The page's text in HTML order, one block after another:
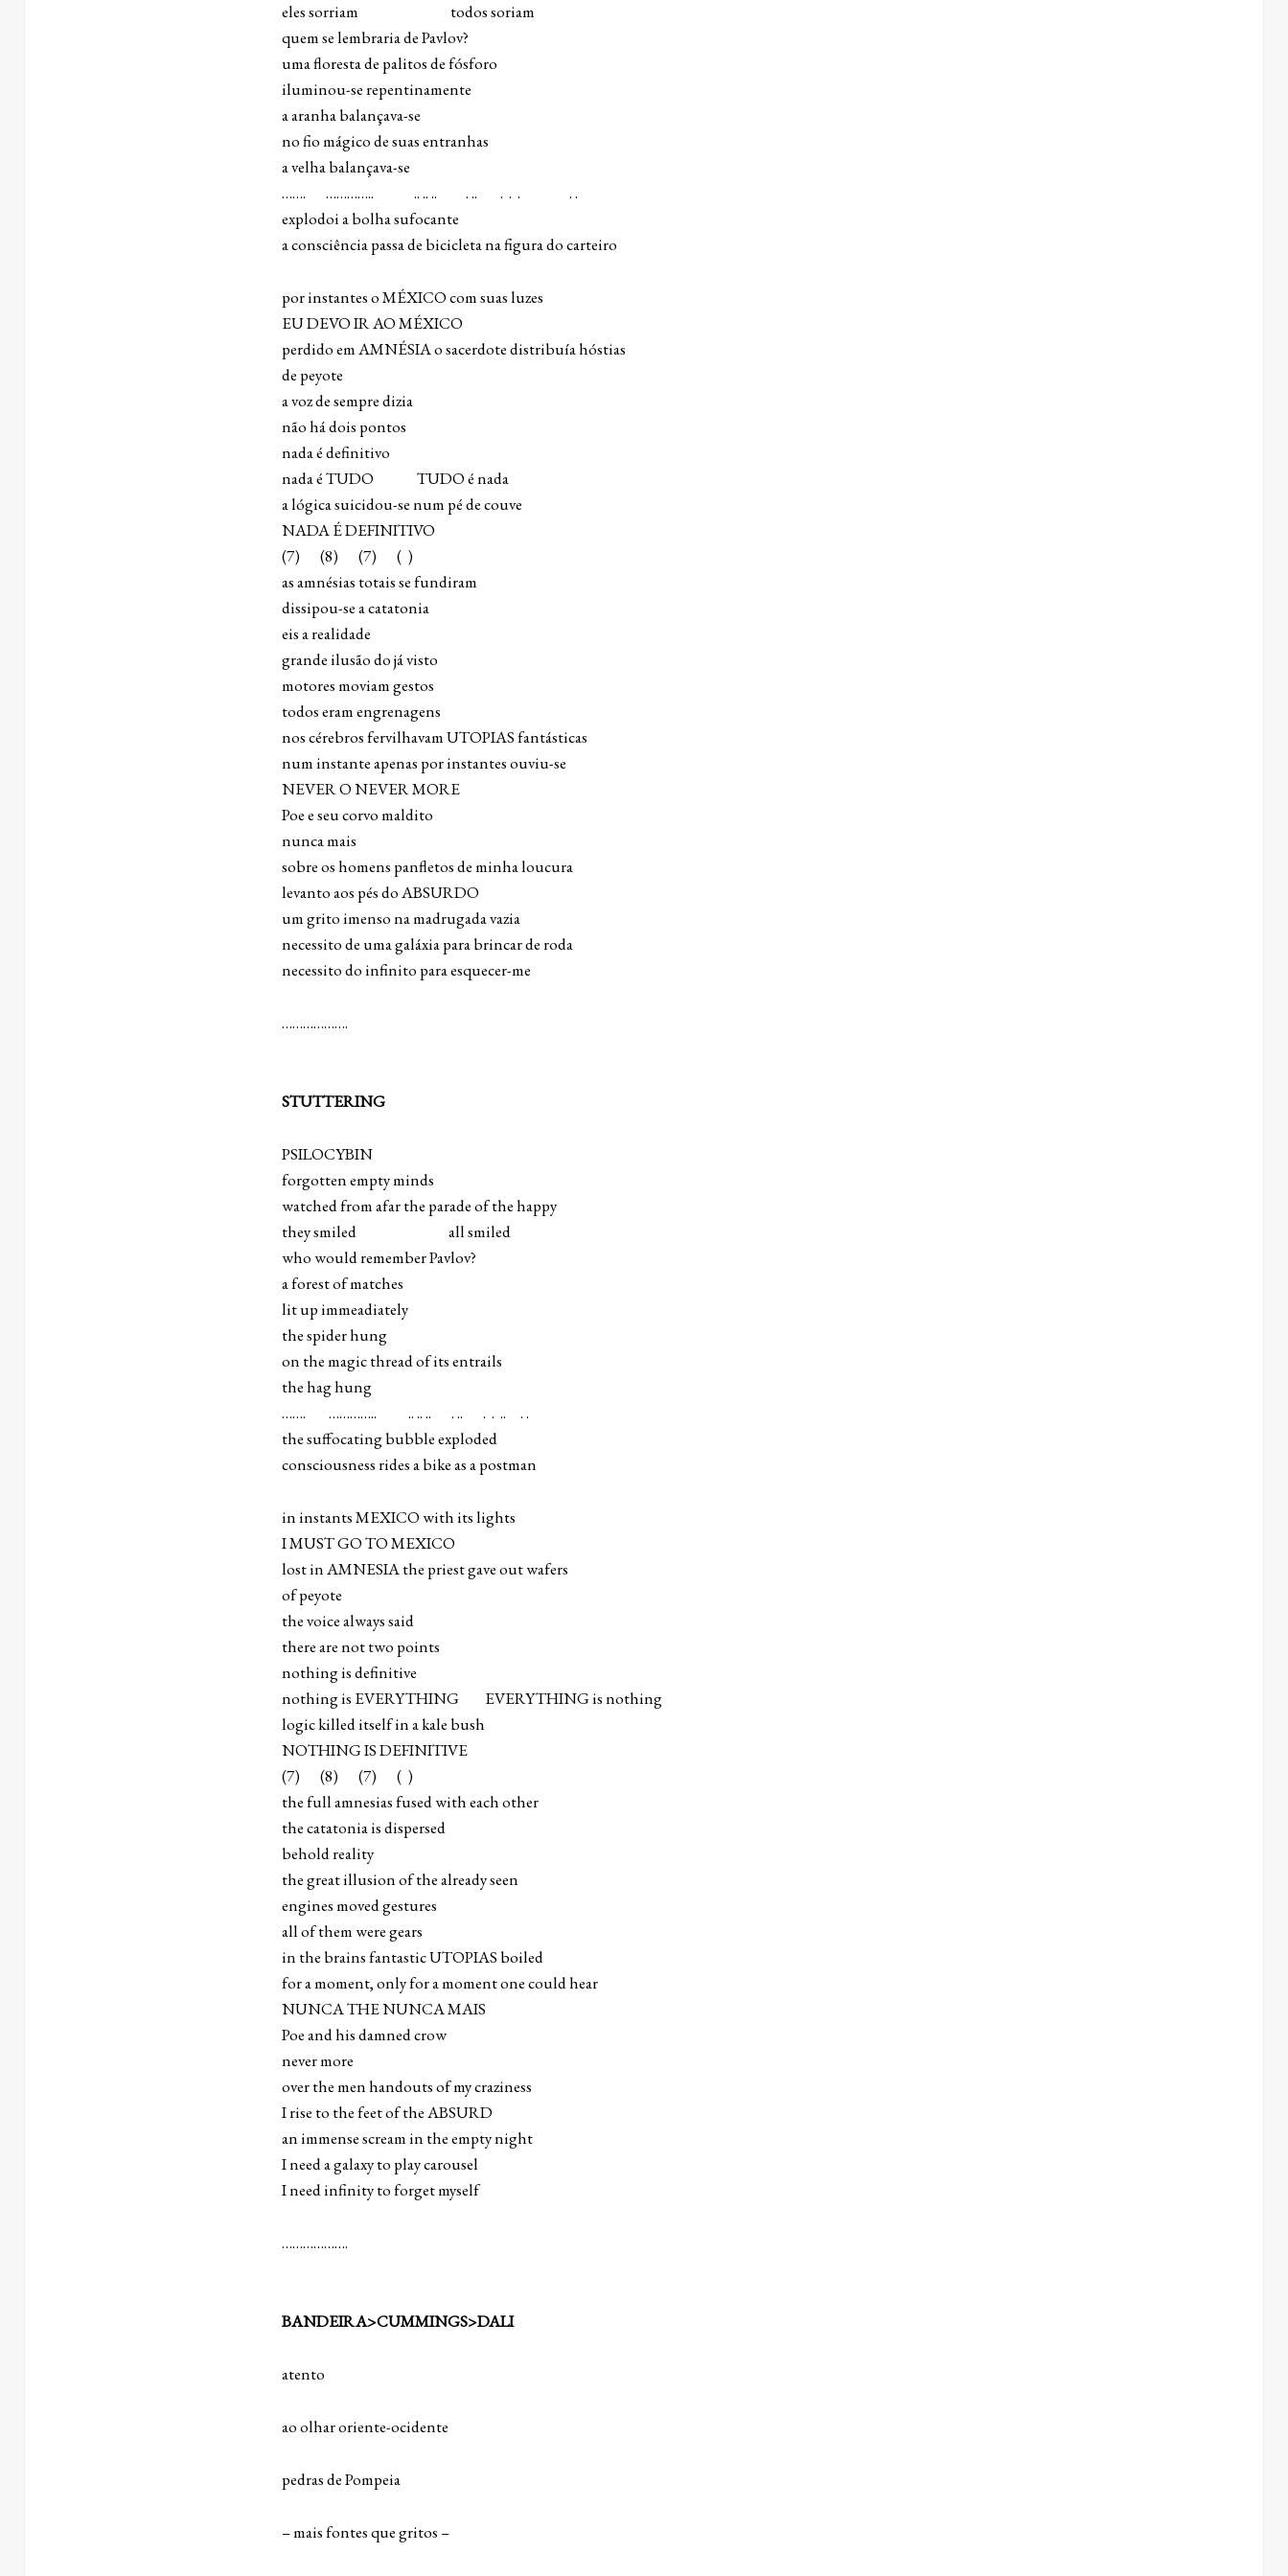
eles sorriam todos soriam
quem se lembraria de Pavlov?
uma floresta de palitos de fósforo
iluminou-se repentinamente
a aranha balançava-se
no fio mágico de suas entranhas
a velha balançava-se
……. ………….. .. .. .. . .. . . . . .
explodoi a bolha sufocante
a consciência passa de bicicleta na figura do carteiro
por instantes o MÉXICO com suas luzes
EU DEVO IR AO MÉXICO
perdido em AMNÉSIA o sacerdote distribuía hóstias
de peyote
a voz de sempre dizia
não há dois pontos
nada é definitivo
nada é TUDO TUDO é nada
a lógica suicidou-se num pé de couve
NADA É DEFINITIVO
(7) (8) (7) ( )
as amnésias totais se fundiram
dissipou-se a catatonia
eis a realidade
grande ilusão do já visto
motores moviam gestos
todos eram engrenagens
nos cérebros fervilhavam UTOPIAS fantásticas
num instante apenas por instantes ouviu-se
NEVER O NEVER MORE
Poe e seu corvo maldito
nunca mais
sobre os homens panfletos de minha loucura
levanto aos pés do ABSURDO
um grito imenso na madrugada vazia
necessito de uma galáxia para brincar de roda
necessito do infinito para esquecer-me
……………….
STUTTERING
PSILOCYBIN
forgotten empty minds
watched from afar the parade of the happy
they smiled all smiled
who would remember Pavlov?
a forest of matches
lit up immeadiately
the spider hung
on the magic thread of its entrails
the hag hung
……. ………….. .. .. .. . .. . . .. . .
the suffocating bubble exploded
consciousness rides a bike as a postman
in instants MEXICO with its lights
I MUST GO TO MEXICO
lost in AMNESIA the priest gave out wafers
of peyote
the voice always said
there are not two points
nothing is definitive
nothing is EVERYTHING EVERYTHING is nothing
logic killed itself in a kale bush
NOTHING IS DEFINITIVE
(7) (8) (7) ( )
the full amnesias fused with each other
the catatonia is dispersed
behold reality
the great illusion of the already seen
engines moved gestures
all of them were gears
in the brains fantastic UTOPIAS boiled
for a moment, only for a moment one could hear
NUNCA THE NUNCA MAIS
Poe and his damned crow
never more
over the men handouts of my craziness
I rise to the feet of the ABSURD
an immense scream in the empty night
I need a galaxy to play carousel
I need infinity to forget myself
……………….
BANDEIRA>CUMMINGS>DALI
atento
ao olhar oriente-ocidente
pedras de Pompeia
– mais fontes que gritos –